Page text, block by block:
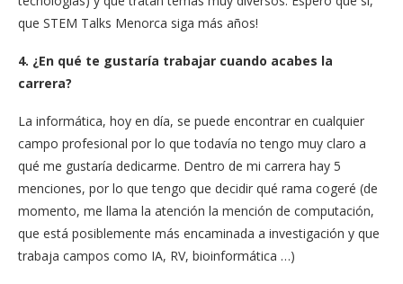
que STEM Talks Menorca siga más años!
4. ¿En qué te gustaría trabajar cuando acabes la
carrera?
La informática, hoy en día, se puede encontrar en cualquier
campo profesional por lo que todavía no tengo muy claro a
qué me gustaría dedicarme. Dentro de mi carrera hay 5
menciones, por lo que tengo que decidir qué rama cogeré (de
momento, me llama la atención la mención de computación,
que está posiblemente más encaminada a investigación y que
trabaja campos como IA, RV, bioinformática …)